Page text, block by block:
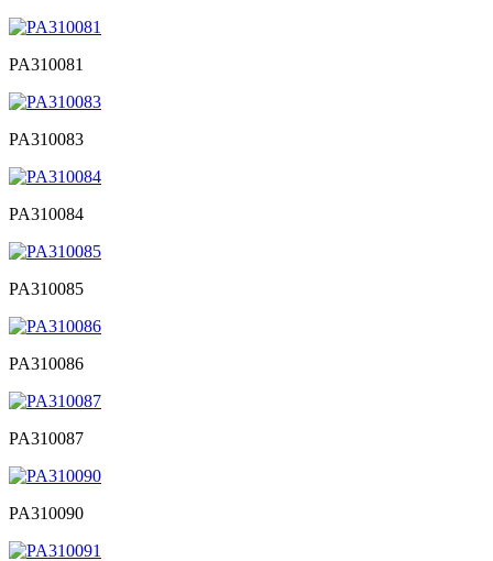
PA310081
PA310083
PA310084
PA310085
PA310086
PA310087
PA310090